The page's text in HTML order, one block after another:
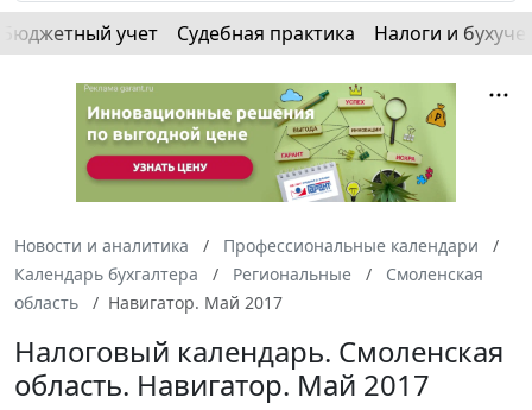
Бюджетный учет Судебная практика Налоги и
Новости и аналитика
Профессиональные календари
Календарь бухгалтера
Региональные
Смоленская
область
Навигатор. Май 2017
Налоговый календарь. Смоленская
область. Навигатор. Май 2017